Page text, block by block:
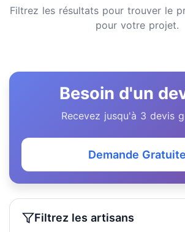
Filtrez les résultats pour trouver le
pour votre projet.
Besoin d'un
Recevez jusqu'à 3 devis
Demande Gratuite
Filtrez les artisans